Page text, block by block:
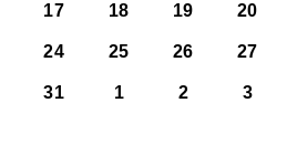
17 18 19 20
24 25 26 27
31 1 2 3